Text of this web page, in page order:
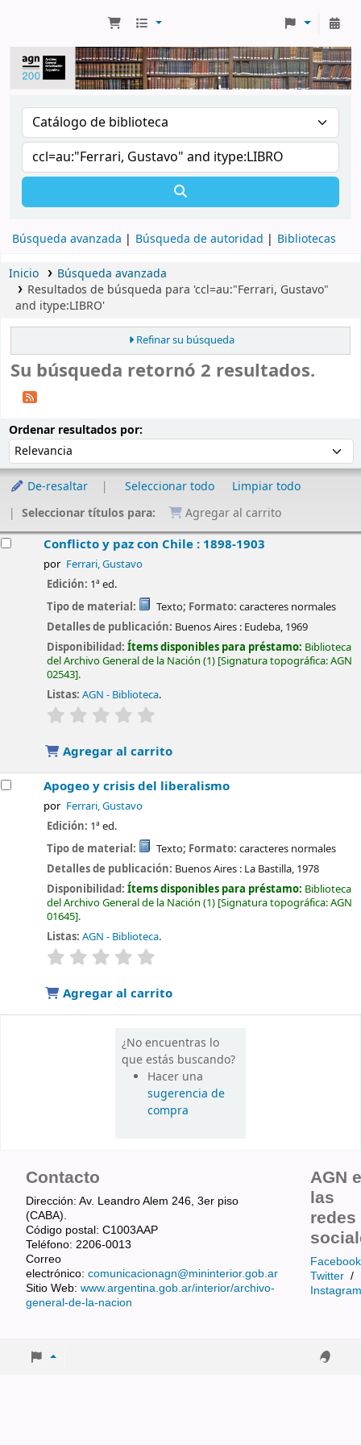
Búsqueda avanzada Búsqueda de autoridad Bibliotecas
Inicio
Búsqueda avanzada
Resultados de búsqueda para 'ccl=au:"Ferrari, Gustavo"
and itype:LIBRO'
Refinar su búsqueda
Su búsqueda retornó 2 resultados.
Ordenar resultados por:
De-resaltar Seleccionar todo
Limpiar todo
Seleccionar títulos para:
Agregar al carrito
Conflicto y paz con Chile : 1898-1903
por Ferrari, Gustavo
Edición: 1ª ed.
Tipo de material:
Texto; Formato: caracteres normales
Detalles de publicación: Buenos Aires : Eudeba, 1969
Disponibilidad:Ítems disponibles para préstamo: Biblioteca
del Archivo General de la Nación (1) Signatura topográfica:AGN
02543 .
Listas: AGN - Biblioteca.
valoración
Agregar al carrito
Apogeo y crisis del liberalismo
por Ferrari, Gustavo
Edición: 1ª ed.
Tipo de material:
Texto; Formato: caracteres normales
Detalles de publicación: Buenos Aires : La Bastilla, 1978
Disponibilidad:Ítems disponibles para préstamo: Biblioteca
del Archivo General de la Nación (1) Signatura topográfica:AGN
01645 .
Listas: AGN - Biblioteca.
valoración
Agregar al carrito
¿No encuentras lo
que estás buscando?
Hacer una
sugerencia de
compra
Contacto
Dirección: Av. Leandro Alem 246, 3er piso
(CABA).
Código postal: C1003AAP
Teléfono: 2206-0013
Correo
electrónico: comunicacionagn@mininterior.gob.ar
Sitio Web: www.argentina.gob.ar/interior/archivo-
general-de-la-nacion
AGN
las
redes
Facebook
Twitter /
Instagram